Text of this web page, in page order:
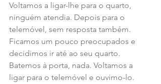
Voltamos a ligar-lhe para o quarto,
ninguém atendia. Depois para o
telemóvel, sem resposta também.
Ficamos um pouco preocupados e
decidimos ir até ao seu quarto.
Batemos à porta, nada. Voltamos a
ligar para o telemóvel e ouvimo-lo.